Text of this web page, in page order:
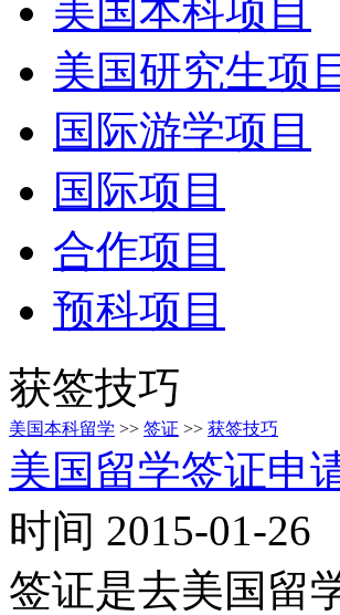
美国本科项目
美国研究生项
国际游学项目
国际项目
合作项目
预科项目
获签技巧
美国本科留学 >> 签证 >> 获签技巧
美国留学签证申
时间 2015-01-26
签证是去美国留